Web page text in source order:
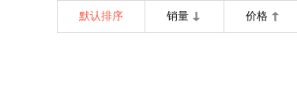
默认排序 销量 价格